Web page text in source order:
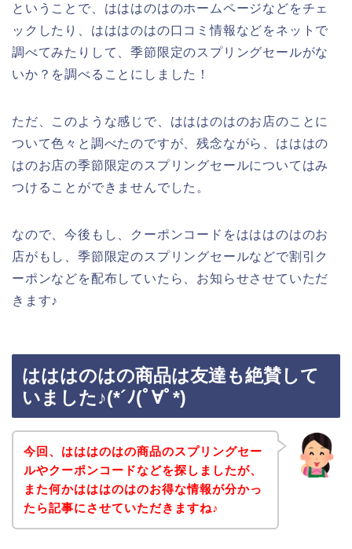
ということで、はははのはのホームページなどをチェ
ックしたり、はははのはの口コミ情報などをネットで
調べてみたりして、季節限定のスプリングセールがな
いか？を調べることにしました！
ただ、このような感じで、はははのはのお店のことに
ついて色々と調べたのですが、残念ながら、はははの
はのお店の季節限定のスプリングセールについてはみ
つけることができませんでした。
なので、今後もし、クーポンコードをはははのはのお
店がもし、季節限定のスプリングセールなどで割引ク
ーポンなどを配布していたら、お知らせさせていただ
きます♪
はははのはの商品は友達も絶賛して
いました♪(*´ﾉ(ﾟ∀ﾟ*)
今回、はははのはの商品のスプリングセー
ルやクーポンコードなどを探しましたが、
また何かはははのはのお得な情報が分かっ
たら記事にさせていただきますね♪